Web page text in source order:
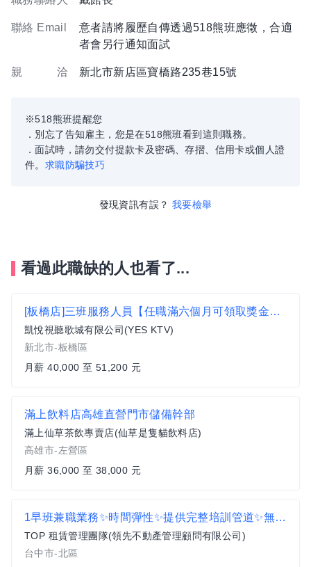
聯絡 Email
意者請將履歷自傳透過518熊班應徵，合適
者會另行通知面試
親 洽 新北市新店區寶橋路235巷15號
※518熊班提醒您
．別忘了告知雇主，您是在518熊班看到這則職務。
．面試時，請勿交付提款卡及密碼、存摺、信用卡或個人證
件。 求職防騙技巧
發現資訊有誤？ 我要檢舉
看過此職缺的人也看了...
[板橋店]三班服務人員【任職滿六個月可領取獎金18000元】
凱悅視聽歌城有限公司(YES KTV)
新北市-板橋區
月薪 40,000 至 51,200 元
滿上飲料店高雄直營門市儲備幹部
滿上仙草茶飲專賣店(仙草是隻貓飲料店)
高雄市-左營區
月薪 36,000 至 38,000 元
1早班兼職業務✨時間彈性✨提供完整培訓管道✨無經驗可
TOP 租賃管理團隊(領先不動產管理顧問有限公司)
台中市-北區